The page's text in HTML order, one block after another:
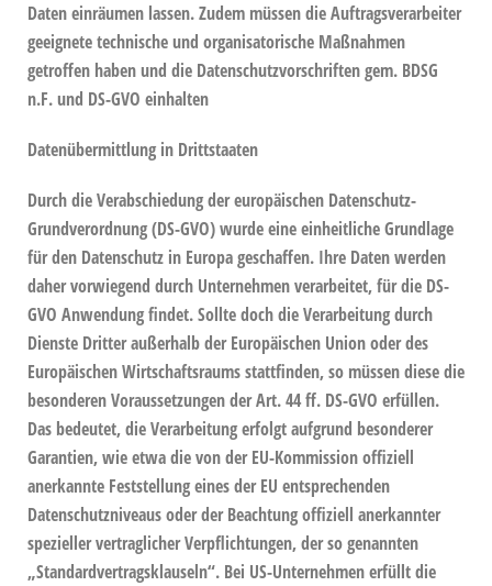
Daten einräumen lassen. Zudem müssen die Auftragsverarbeiter
geeignete technische und organisatorische Maßnahmen
getroffen haben und die Datenschutzvorschriften gem. BDSG
n.F. und DS-GVO einhalten
Datenübermittlung in Drittstaaten
Durch die Verabschiedung der europäischen Datenschutz-
Grundverordnung (DS-GVO) wurde eine einheitliche Grundlage
für den Datenschutz in Europa geschaffen. Ihre Daten werden
daher vorwiegend durch Unternehmen verarbeitet, für die DS-
GVO Anwendung findet. Sollte doch die Verarbeitung durch
Dienste Dritter außerhalb der Europäischen Union oder des
Europäischen Wirtschaftsraums stattfinden, so müssen diese die
besonderen Voraussetzungen der Art. 44 ff. DS-GVO erfüllen.
Das bedeutet, die Verarbeitung erfolgt aufgrund besonderer
Garantien, wie etwa die von der EU-Kommission offiziell
anerkannte Feststellung eines der EU entsprechenden
Datenschutzniveaus oder der Beachtung offiziell anerkannter
spezieller vertraglicher Verpflichtungen, der so genannten
„Standardvertragsklauseln“. Bei US-Unternehmen erfüllt die